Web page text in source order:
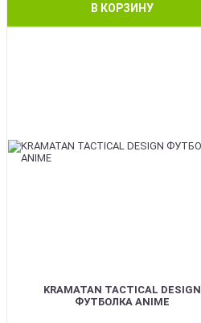
В КОРЗИНУ
KRAMATAN TACTICAL DESIGN
ФУТБОЛКА ANIME